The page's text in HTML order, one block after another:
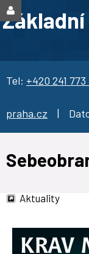
Základní
Tel: +420 241 773
praha.cz |
Aktuality